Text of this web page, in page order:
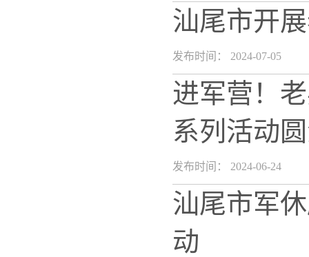
汕尾市开
发布时间： 2024-07-05
进军营！
系列活动
发布时间： 2024-06-24
汕尾市军
动